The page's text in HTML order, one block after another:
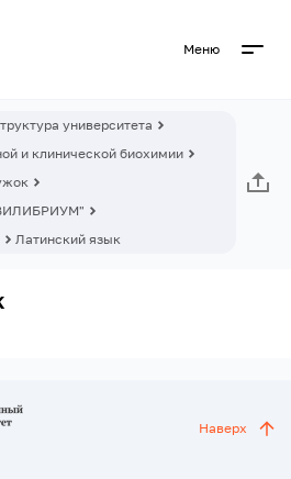
Меню
университета
и клинической биохимии
Латинский язык
Наверх